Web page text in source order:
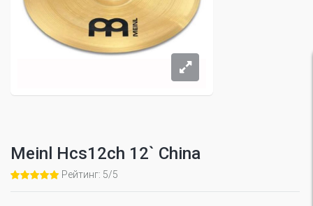
Meinl Hcs12ch 12` China
Рейтинг: 5/5